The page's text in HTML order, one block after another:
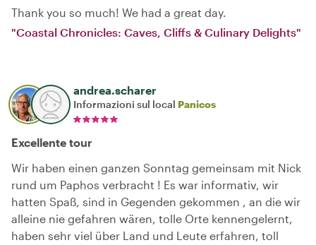
Thank you so much! We had a great day.
"Coastal Chronicles: Caves, Cliffs & Culinary Delights"
andrea.scharer
Informazioni sul local Panicos
Excellente tour
Wir haben einen ganzen Sonntag gemeinsam mit Nick
rund um Paphos verbracht ! Es war informativ, wir
hatten Spaß, sind in Gegenden gekommen , an die wir
alleine nie gefahren wären, tolle Orte kennengelernt,
haben sehr viel über Land und Leute erfahren, toll